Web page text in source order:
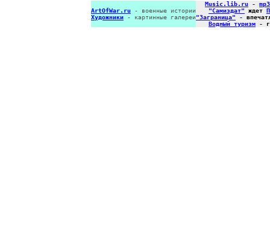
ArtOfWar.ru - военные истории
Художники - картинные галереи
Music.lib.ru - mp3
"Самиздат" ждет
"Заграница" -
Водный туризм -